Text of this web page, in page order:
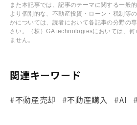
また本記事では、記事のテーマに関する一般
より個別的な、不動産投資・ローン・税制等
かについては、読者において各記事の分野の
さい。（株）GA technologiesにおいては、何
ません。
関連キーワード
#不動産売却 #不動産購入 #AI